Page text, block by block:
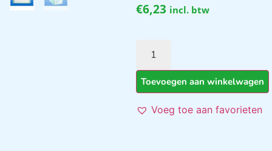
€6,23 incl. btw
Toevoegen aan winkelwagen
Voeg toe aan favorieten